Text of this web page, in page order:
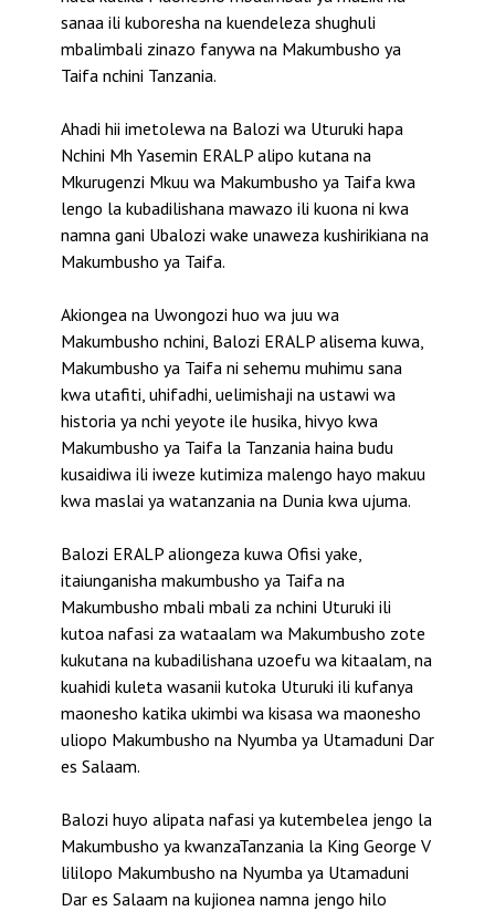
sanaa ili kuboresha na kuendeleza shughuli
mbalimbali zinazo fanywa na Makumbusho ya
Taifa nchini Tanzania.
Ahadi hii imetolewa na Balozi wa Uturuki hapa
Nchini Mh Yasemin ERALP alipo kutana na
Mkurugenzi Mkuu wa Makumbusho ya Taifa kwa
lengo la kubadilishana mawazo ili kuona ni kwa
namna gani Ubalozi wake unaweza kushirikiana na
Makumbusho ya Taifa.
Akiongea na Uwongozi huo wa juu wa
Makumbusho nchini, Balozi ERALP alisema kuwa,
Makumbusho ya Taifa ni sehemu muhimu sana
kwa utafiti, uhifadhi, uelimishaji na ustawi wa
historia ya nchi yeyote ile husika, hivyo kwa
Makumbusho ya Taifa la Tanzania haina budu
kusaidiwa ili iweze kutimiza malengo hayo makuu
kwa maslai ya watanzania na Dunia kwa ujuma.
Balozi ERALP aliongeza kuwa Ofisi yake,
itaiunganisha makumbusho ya Taifa na
Makumbusho mbali mbali za nchini Uturuki ili
kutoa nafasi za wataalam wa Makumbusho zote
kukutana na kubadilishana uzoefu wa kitaalam, na
kuahidi kuleta wasanii kutoka Uturuki ili kufanya
maonesho katika ukimbi wa kisasa wa maonesho
uliopo Makumbusho na Nyumba ya Utamaduni Dar
es Salaam.
Balozi huyo alipata nafasi ya kutembelea jengo la
Makumbusho ya kwanzaTanzania la King George V
lililopo Makumbusho na Nyumba ya Utamaduni
Dar es Salaam na kujionea namna jengo hilo